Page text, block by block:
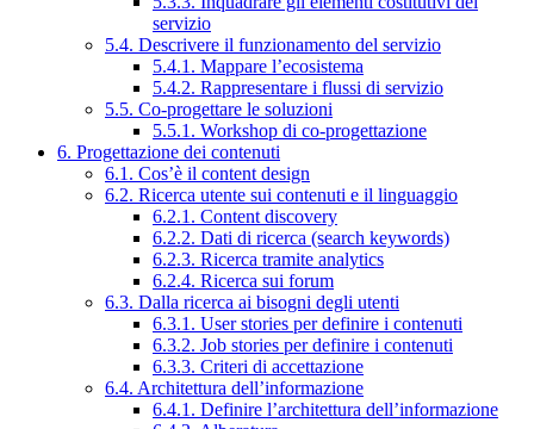
servizio
5.4. Descrivere il funzionamento del servizio
5.4.1. Mappare l’ecosistema
5.4.2. Rappresentare i flussi di servizio
5.5. Co-progettare le soluzioni
5.5.1. Workshop di co-progettazione
6. Progettazione dei contenuti
6.1. Cos’è il content design
6.2. Ricerca utente sui contenuti e il linguaggio
6.2.1. Content discovery
6.2.2. Dati di ricerca (search keywords)
6.2.3. Ricerca tramite analytics
6.2.4. Ricerca sui forum
6.3. Dalla ricerca ai bisogni degli utenti
6.3.1. User stories per definire i contenuti
6.3.2. Job stories per definire i contenuti
6.3.3. Criteri di accettazione
6.4. Architettura dell’informazione
6.4.1. Definire l’architettura dell’informazione